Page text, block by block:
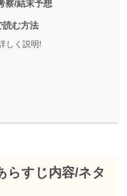
察/結末予想
読む方法
しく説明!
らすじ内容/ネタ